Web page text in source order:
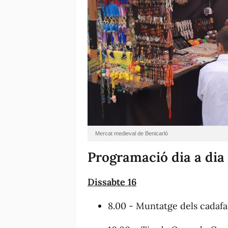
Mercat medieval de Benicarló
Programació dia a dia
Dissabte 16
8.00 - Muntatge dels